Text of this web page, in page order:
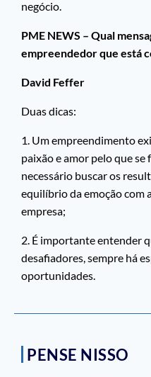
negócio.
PME NEWS – Qual
empreendedor que está
David Feffer
Duas dicas:
1. Um empreendimento
paixão e amor pelo que se
necessário buscar os
equilíbrio da emoção com
empresa;
2. É importante entender
desafiadores, sempre há
oportunidades.
PENSE NISSO